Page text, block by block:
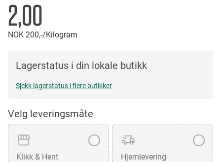
2,00
NOK 200,-/Kilogram
Lagerstatus i din lokale butikk
Sjekk lagerstatus i flere butikker
Velg leveringsmåte
Klikk & Hent Hjemlevering
of
the
images
gallery